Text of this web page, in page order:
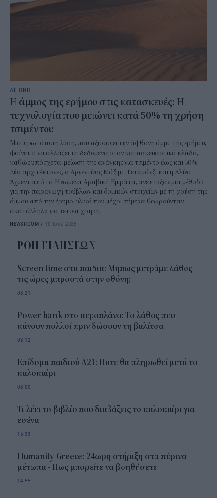
ΔΙΕΘΝΗ
Η άμμος της ερήμου στις κατασκευές: Η
τεχνολογία που μειώνει κατά 50% τη χρήση
τσιμέντου
Μια πρωτότυπη λύση, που αξιοποιεί την άφθονη άμμο της ερήμου,
φαίνεται να αλλάζει τα δεδομένα στον κατασκευαστικό κλάδο,
καθώς υπόσχεται μείωση της ανάγκης για τσιμέντο έως και 50%.
Δύο αρχιτέκτονες, ο Αργεντίνος Μάξιμο Τεταμάνζι και η Αλίνα
Άχμεντ από τα Ηνωμένα Αραβικά Εμιράτα, ανέπτυξαν μια μέθοδο
για την παραγωγή τούβλων και δομικών στοιχείων με τη χρήση της
άμμου από την έρημο, υλικό που μέχρι σήμερα θεωρούνταν
ακατάλληλο για τέτοια χρήση.
NEWSROOM / 30 Ιουλ 2026
ΡΟΗ ΕΙΔΗΣΕΩΝ
Screen time στα παιδιά: Μήπως μετράμε λάθος
τις ώρες μπροστά στην οθόνη;
08:21
Power bank στο αεροπλάνο: Το λάθος που
κάνουν πολλοί πριν δώσουν τη βαλίτσα
08:12
Επίδομα παιδιού Α21: Πότε θα πληρωθεί μετά το
καλοκαίρι
08:00
Τι λέει το βιβλίο που διαβάζεις το καλοκαίρι για
εσένα
15:33
Humanity Greece: 24ωρη στήριξη στα πύρινα
μέτωπα - Πώς μπορείτε να βοηθήσετε
14:55